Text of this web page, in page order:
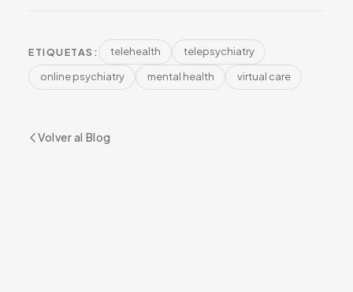
ETIQUETAS: telehealth
telepsychiatry
online psychiatry
mental health virtual care
Volver al Blog